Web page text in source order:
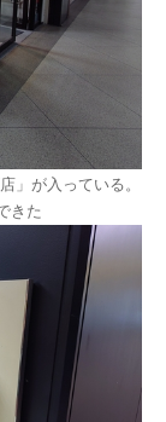
」が入っている。
きた